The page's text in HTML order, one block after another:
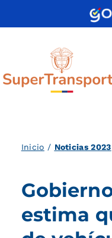
Inicio / Noticias 2023
estima